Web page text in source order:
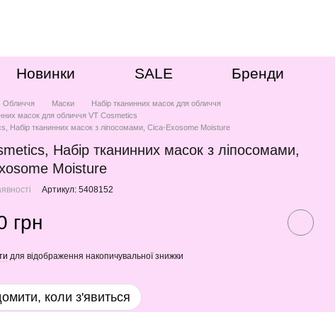
Новинки SALE Бренди
Обличчя Маски
Набір тканинних масок для обличчя
масок для обличчя VT Cosmetics
Набір тканинних масок з ліпосомами, Cica-Exosome Moisture
Набір тканинних масок з ліпосомами,
Moisture
Артикул: 5408152
грн
для відображення накопичувальної знижки
коли з'явиться